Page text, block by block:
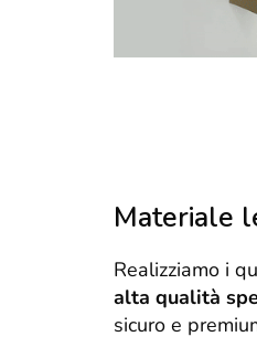
Materiale
Realizziamo i
alta qualità
sicuro e